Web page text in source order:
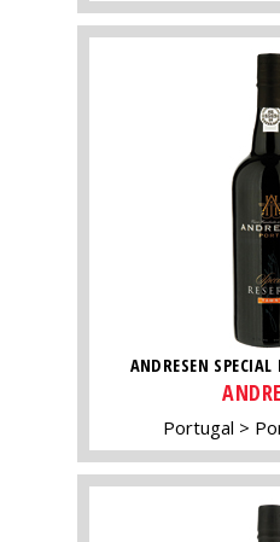
ANDRESEN
Portugal